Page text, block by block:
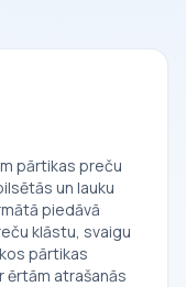
pārtikas preču
un lauku
piedāvā
klāstu, svaigu
pārtikas
ērtām atrašanās